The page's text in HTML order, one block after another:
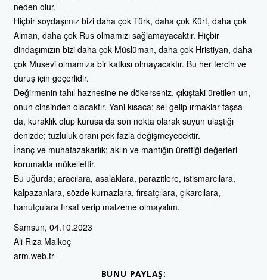
neden olur.
Hiçbir soydaşımız bizi daha çok Türk, daha çok Kürt, daha çok
Alman, daha çok Rus olmamızı sağlamayacaktır. Hiçbir
dindaşımızın bizi daha çok Müslüman, daha çok Hristiyan, daha
çok Musevi olmamıza bir katkısı olmayacaktır. Bu her tercih ve
duruş için geçerlidir.
Değirmenin tahıl haznesine ne dökerseniz, çıkıştaki üretilen un,
onun cinsinden olacaktır. Yani kısaca; sel gelip ırmaklar taşsa
da, kuraklık olup kurusa da son nokta olarak suyun ulaştığı
denizde; tuzluluk oranı pek fazla değişmeyecektir.
İnanç ve muhafazakarlık; aklın ve mantığın ürettiği değerleri
korumakla mükelleftir.
Bu uğurda; aracılara, asalaklara, parazitlere, istismarcılara,
kalpazanlara, sözde kurnazlara, fırsatçılara, çıkarcılara,
hanutçulara fırsat verip malzeme olmayalım.
Samsun, 04.10.2023
Ali Rıza Malkoç
arm.web.tr
BUNU PAYLAŞ: